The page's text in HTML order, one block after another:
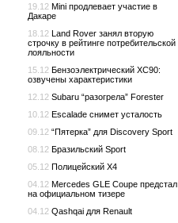
19.12 Mini продлевает участие в
Дакаре
18.12 Land Rover занял вторую
строчку в рейтинге потребительской
лояльности
15.12 Бензоэлектрический XC90:
озвучены характеристики
12.12 Subaru “разогрела” Forester
10.12 Escalade снимет усталость
09.12 “Пятерка” для Discovery Sport
08.12 Бразильский Sport
05.12 Полицейский X4
04.12 Mercedes GLE Coupe предстал
на официальном тизере
04.12 Qashqai для Renault